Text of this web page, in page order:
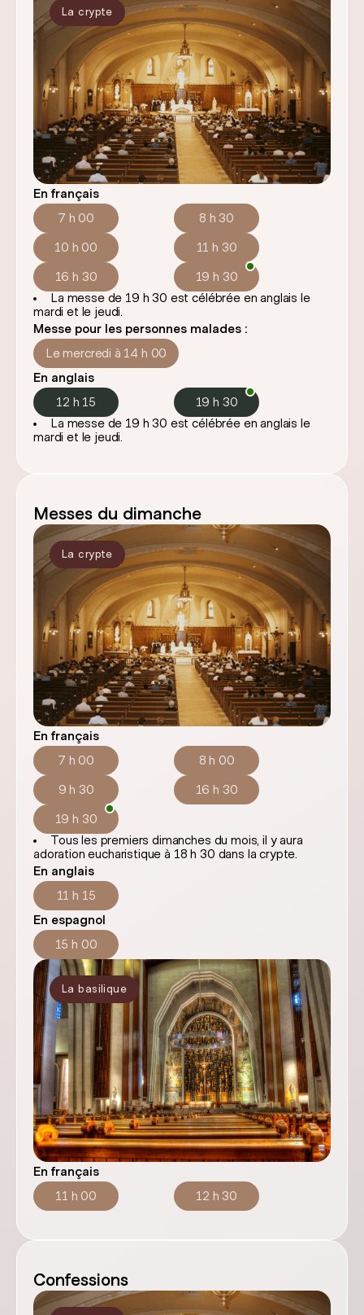
La crypte
En français
7 h 00
8 h 30
10 h 00 11 h 30
16 h 30
19 h 30
La messe de 19 h 30 est célébrée en anglais le
mardi et le jeudi.
Messe pour les personnes malades :
Le mercredi à 14 h 00
En anglais
12 h 15
19 h 30
La messe de 19 h 30 est célébrée en anglais le
mardi et le jeudi.
Messes du dimanche
La crypte
En français
7 h 00
8 h 00
9 h 30 16 h 30
19 h 30
Tous les premiers dimanches du mois, il y aura
adoration eucharistique à 18 h 30 dans la crypte.
En anglais
11 h 15
En espagnol
15 h 00
La basilique
En français
11 h 00
12 h 30
Confessions